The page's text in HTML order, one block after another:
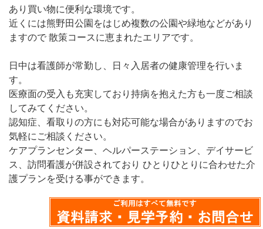
あり買い物に便利な環境です。
近くには熊野田公園をはじめ複数の公園や緑地などがあり
ますので 散策コースに恵まれたエリアです。
日中は看護師が常勤し、日々入居者の健康管理を行いま
す。
医療面の受入も充実しており持病を抱えた方も一度ご相談
してみてください。
認知症、看取りの方にも対応可能な場合がありますのでお
気軽にご相談ください。
ケアプランセンター、ヘルパーステーション、デイサービ
ス、訪問看護が併設されており ひとりひとりに合わせた介
護プランを受ける事ができます。